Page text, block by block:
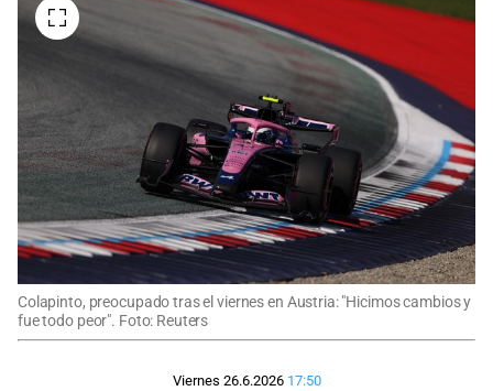
Colapinto, preocupado tras el viernes en Austria: "Hicimos cambios y
fue todo peor". Foto: Reuters
Viernes 26.6.2026 17:50